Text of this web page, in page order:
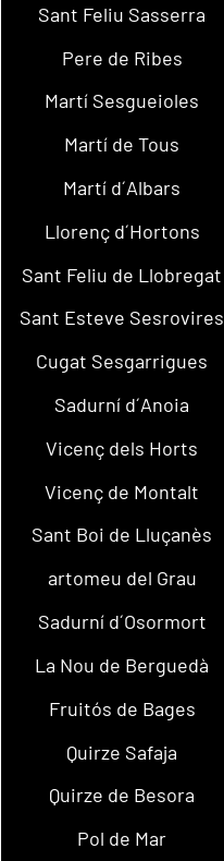
Sant Feliu Sasserra
Pere de Ribes
Martí Sesgueioles
Martí de Tous
Martí d´Albars
Llorenç d´Hortons
Sant Feliu de Llobregat
Sant Esteve Sesrovires
Cugat Sesgarrigues
Sadurní d´Anoia
Vicenç dels Horts
Vicenç de Montalt
Sant Boi de Lluçanès
artomeu del Grau
Sadurní d´Osormort
La Nou de Berguedà
Fruitós de Bages
Quirze Safaja
Quirze de Besora
Pol de Mar